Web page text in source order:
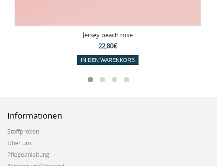
Jersey peach rose
22,80€
IN DEN WARENKORB
Informationen
Stoffproben
Über uns
Pflegeanleitung